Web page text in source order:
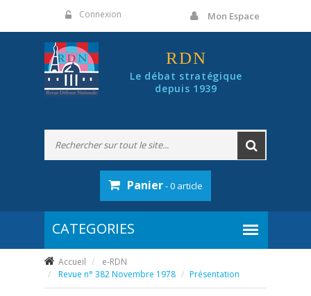
Connexion Mon Espace
RDN
Le débat stratégique
depuis 1939
Panier- 0 article
Accueil
e-RDN
Revue n° 382 Novembre 1978
Présentation